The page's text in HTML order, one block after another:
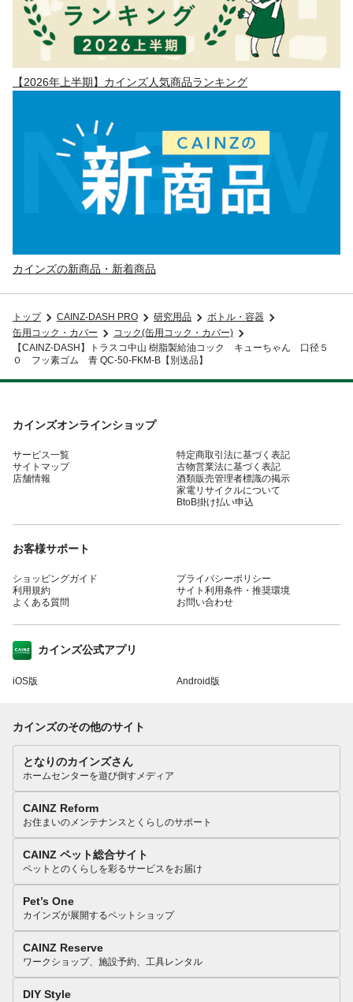
【2026年上半期】カインズ人気商品ランキング
カインズの新商品・新着商品
トップ CAINZ-DASH PRO 研究用品
ボトル・容器
缶用コック・カバー
コック(缶用コック・カバー)
【CAINZ-DASH】トラスコ中山 樹脂製給油コック キューちゃん 口径５
０ フッ素ゴム 青 QC-50-FKM-B【別送品】
カインズオンラインショップ
サービス一覧
サイトマップ
店舗情報
特定商取引法に基づく表記
古物営業法に基づく表記
酒類販売管理者標識の掲示
家電リサイクルについて
BtoB掛け払い申込
お客様サポート
ショッピングガイド
利用規約
よくある質問
プライバシーポリシー
サイト利用条件・推奨環境
お問い合わせ
カインズ公式アプリ
iOS版 Android版
カインズのその他のサイト
となりのカインズさん
ホームセンターを遊び倒すメディア
CAINZ Reform
お住まいのメンテナンスとくらしのサポート
CAINZ ペット総合サイト
ペットとのくらしを彩るサービスをお届け
Pet’s One
カインズが展開するペットショップ
CAINZ Reserve
ワークショップ、施設予約、工具レンタル
DIY Style